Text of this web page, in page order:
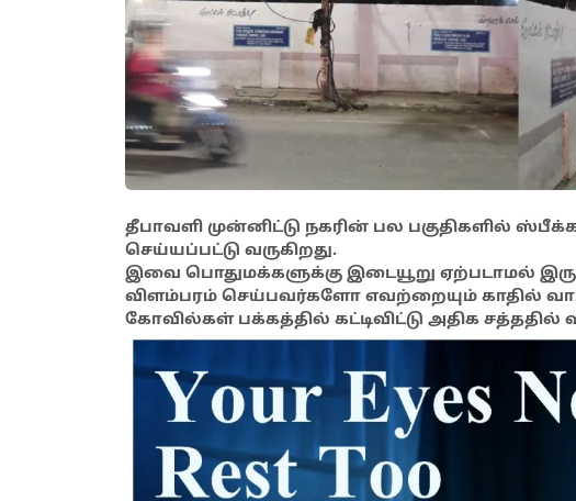
தீபாவளி முன்னிட்டு நகரின் பல பகுதிகளில்
செய்யப்பட்டு வருகிறது.
இவை பொதுமக்களுக்கு இடையூறு ஏற்படாமல்
விளம்பரம் செய்பவர்களோ எவற்றையும் காதில்
கோவில்கள் பக்கத்தில் கட்டிவிட்டு அதிக சத்ததில்